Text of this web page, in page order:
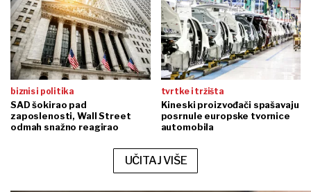
biznis i politika
SAD šokirao pad
zaposlenosti, Wall Street
odmah snažno reagirao
tvrtke i tržišta
Kineski proizvođači spašavaju
posrnule europske tvornice
automobila
UČITAJ VIŠE